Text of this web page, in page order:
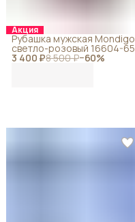
Акция
3 400 ₽8 500 ₽−60%
Рубашка мужская Mondigo
светло-розовый 16604-65